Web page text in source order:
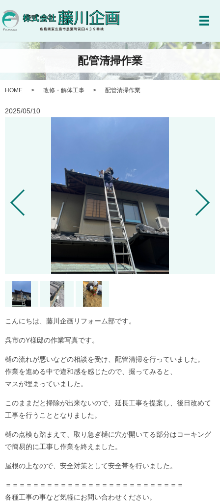
メ
配管清掃作業
HOME 改修・解体工事 配管清掃作業
2025/05/10
こんにちは、藤川企画リフォーム部です。
呉市のY様邸の作業写真です。
樋の流れが悪いなどの相談を受け、配管清掃を行っていました。
作業を進める中で違和感を感じたので、掘ってみると、
マスが埋まっていました。
このままだと掃除が出来ないので、延長工事を提案し、後日改めて
工事を行うこととなりました。
樋の点検も踏まえて、取り急ぎ樋に穴が開いてる部分はコーキング
で簡易的に工事し作業を終えました。
屋根の上なので、安全対策として安全帯を行いました。
＝＝＝＝＝＝＝＝＝＝＝＝＝＝＝＝＝＝＝＝＝＝＝＝＝＝
各種工事の事など気軽にお問い合わせください。